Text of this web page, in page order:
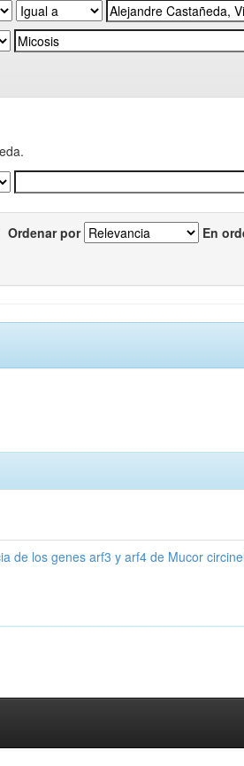
Ordenar por En
de los genes arf3 y arf4 de Mucor